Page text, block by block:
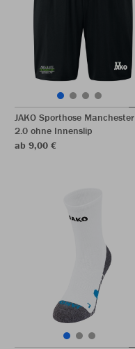
JAKO Sporthose Manchester
2.0 ohne Innenslip
ab 9,00 €